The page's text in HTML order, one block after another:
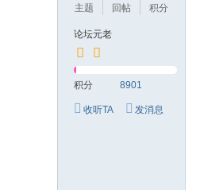
主题
回帖
积分
论坛元老
积分 8901
收听TA 发消息